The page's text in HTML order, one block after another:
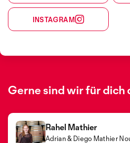
INSTAGRAM
Gerne sind wir für dich
Rahel Mathier
Adrian & Diego Mathier